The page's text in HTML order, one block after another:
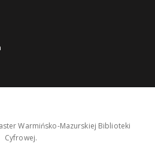
Warmińsko-Mazurskiej Biblioteki
Cyfrowej.